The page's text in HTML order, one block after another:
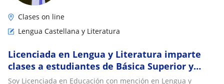
Clases on line
Lengua Castellana y Literatura
Licenciada en Lengua y Literatura imparte
clases a estudiantes de Básica Superior y
Bachillerato
Soy Licenciada en Educación con mención en Lengua y